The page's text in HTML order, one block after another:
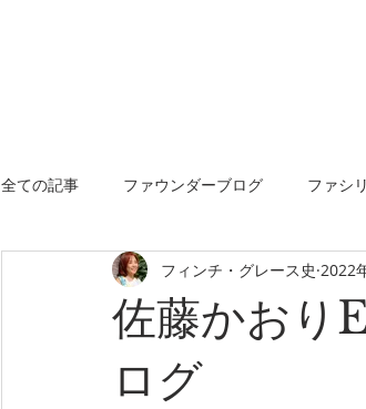
全ての記事 ファウンダーブログ ファシ
ファシリテーターワークショップ 協働
佐藤かおり
ログ
フィンチ・グレース史 2022